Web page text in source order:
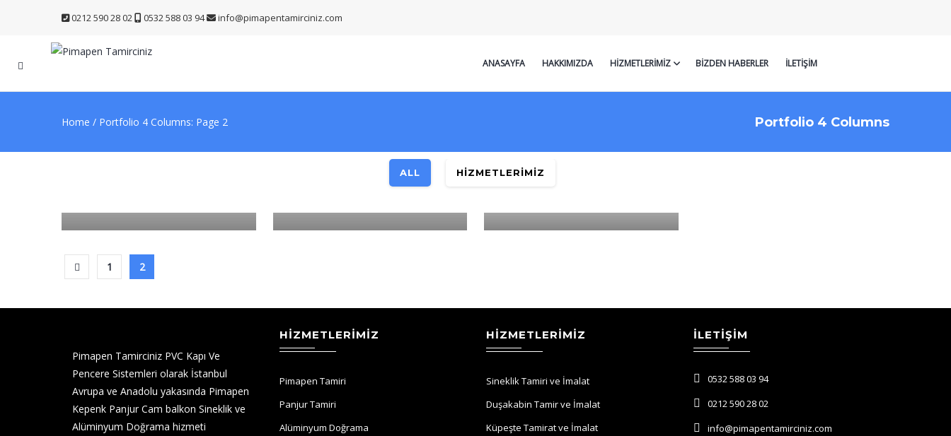
0212 590 28 02 0532 588 03 94 info@pimapentamirciniz.com
ANASAYFA HAKKIMIZDA HIZMETLERIMIZ BIZDEN HABERLER İLETIŞIM
Portfolio 4 Columns
Home / Portfolio 4 Columns: Page 2
ALL HIZMETLERIMIZ
OTOMATIK KEPENK TAMIR
1 2
Pimapen Tamirciniz PVC Kapı Ve
Pencere Sistemleri olarak İstanbul
Avrupa ve Anadolu yakasında Pimapen
Kepenk Panjur Cam balkon Sineklik ve
Alüminyum Doğrama hizmeti
HIZMETLERIMIZ
Pimapen Tamiri
Panjur Tamiri
Alüminyum Doğrama
HIZMETLERIMIZ
Sineklik Tamiri ve İmalat
Duşakabin Tamir ve İmalat
Küpeşte Tamirat ve İmalat
İLETIŞIM
0532 588 03 94
0212 590 28 02
info@pimapentamirciniz.com